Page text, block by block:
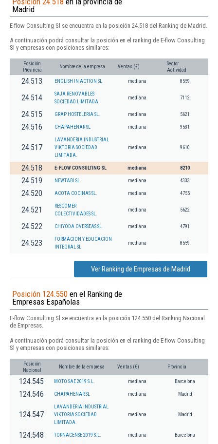
Madrid
E-flow Consulting Sl se encuentra en la posición 24.518 del Ranking de Madrid.
A continuación podrá consultar la posición en el ranking de E-flow Consulting
Sl y empresas con posiciones similares:
Posición
Provincia
Nombre de la empresa Ventas (€)
Sector
Actividad
24.513 ENGLISH IN ACTION SL mediana 8559
24.514
SAJA RENOVABLES
SOCIEDAD LIMITADA
mediana 7112
24.515 GRAP HOSTELERIA SL. mediana 5621
24.516 CHAPAHENAR SL mediana 9531
24.517
LAVANDERIA INDUSTRIAL
VIKTORIA SOCIEDAD
LIMITADA.
mediana 9610
24.518 E-FLOW CONSULTING SL mediana 8210
24.519 NEWTABI SL mediana 4333
24.520 ACOTA COCINAS SL. mediana 4755
24.521
RESCOMER
COLECTIVIDADES SL.
mediana 5622
24.522 CHIYODA OVERSEAS SL. mediana 4791
24.523
FORMACION Y EDUCACION
INTEGRAL SL
mediana 8559
Ver Ranking de Empresas de Madrid
Posición 124.550 en el Ranking de
Empresas Españolas
E-flow Consulting Sl se encuentra en la posición 124.550 del Ranking Nacional
de Empresas.
A continuación podrá consultar la posición en el ranking de E-flow Consulting
Sl y empresas con posiciones similares:
Posición
Nacional
Nombre de la empresa Ventas (€) Provincia
124.545 MOTO SAE 2019 S.L. mediana Barcelona
124.546 CHAPAHENAR SL mediana Madrid
124.547
LAVANDERIA INDUSTRIAL
VIKTORIA SOCIEDAD
LIMITADA.
mediana Madrid
124.548 TORNACENSE 2019 S.L. mediana Barcelona